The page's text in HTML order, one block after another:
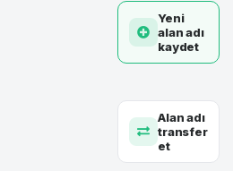
Yeni
alan adı
kaydet
Alan adı
transfer
et